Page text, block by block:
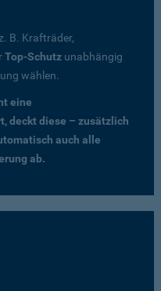
B. Krafträder,
Top-Schutz unabhängig
wählen.
eine
deckt diese – zusätzlich
auch alle
ab.